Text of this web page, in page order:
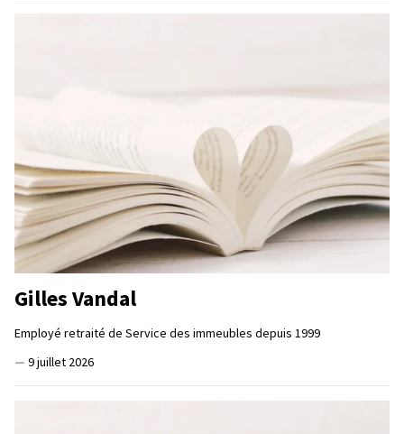
Gilles Vandal
Employé retraité de Service des immeubles depuis 1999
— 9 juillet 2026